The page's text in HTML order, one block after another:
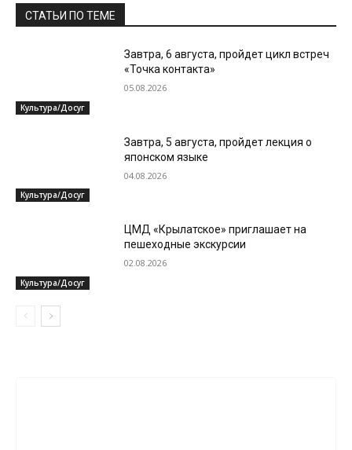
СТАТЬИ ПО ТЕМЕ
Культура/Досуг
Завтра, 6 августа, пройдет цикл встреч
«Точка контакта»
05.08.2026
Культура/Досуг
Завтра, 5 августа, пройдет лекция о
японском языке
04.08.2026
Культура/Досуг
ЦМД «Крылатское» приглашает на
пешеходные экскурсии
02.08.2026